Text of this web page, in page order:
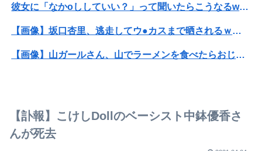
彼女に「なかoししていい？」って聞いたらこうなるwww
【画像】坂口杏里、逃走してウ●カスまで晒されるｗｗｗｗｗ
【画像】山ガールさん、山でラーメンを食べたらおじさんに怒られるｗｗｗ
みいちゃん、セコカンになる
【訃報】こけしDollのベーシスト中鉢優香さ
んが死去